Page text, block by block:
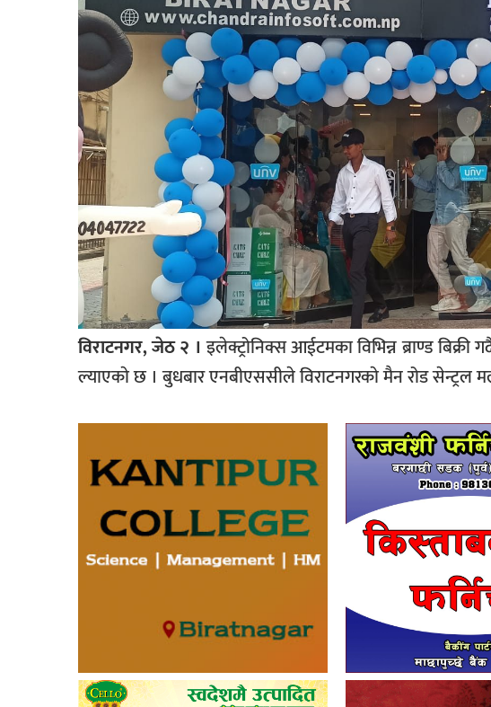
विराटनगर, जेठ २ । इलेक्ट्रोनिक्स आईटमका विभिन्न ब्राण्ड
ल्याएकाे छ । बुधबार एनबीएससीले विराटनगरकाे मैन रोड सेन्ट्रल